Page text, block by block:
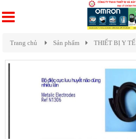
Trang chủ Sản phẩm THIẾT BỊ Y TẾ